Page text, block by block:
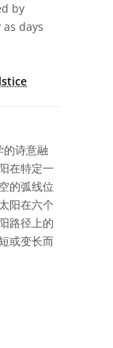
by
days
诗意融
在特定一
的弧线位
阳在六个
路径上的
或变长而